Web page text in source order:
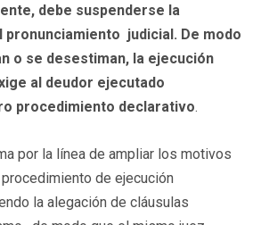
debe suspenderse la
pronunciamiento judicial. De modo
o se desestiman, la ejecución
al deudor ejecutado
procedimiento declarativo.
por la línea de ampliar los motivos
de ejecución
la alegación de cláusulas